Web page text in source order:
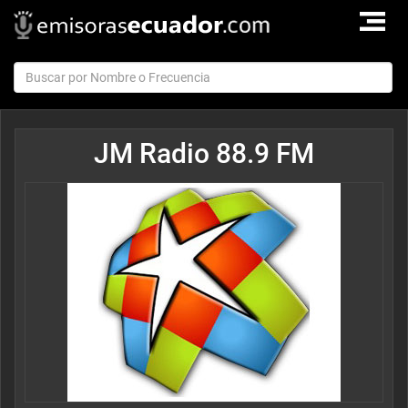
TOGGLE
JM Radio 88.9 FM